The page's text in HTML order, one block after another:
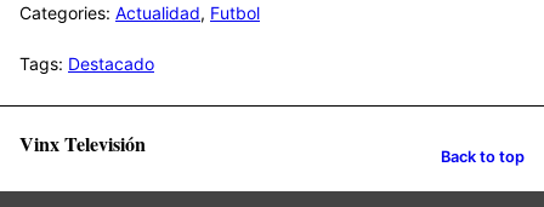
Categories: Actualidad, Futbol
Tags: Destacado
Vinx Televisión Back to top